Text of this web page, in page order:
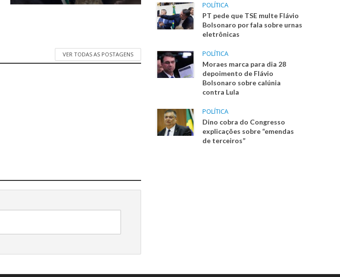
VER TODAS AS POSTAGENS
POLÍTICA
PT pede que TSE multe Flávio
Bolsonaro por fala sobre urnas
eletrônicas
POLÍTICA
Moraes marca para dia 28
depoimento de Flávio
Bolsonaro sobre calúnia
contra Lula
POLÍTICA
Dino cobra do Congresso
explicações sobre “emendas
de terceiros”